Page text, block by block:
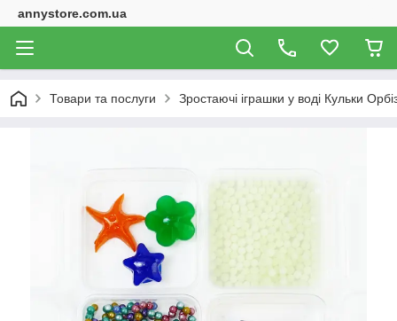
annystore.com.ua
Товари та послуги Зростаючі іграшки у воді Кульки